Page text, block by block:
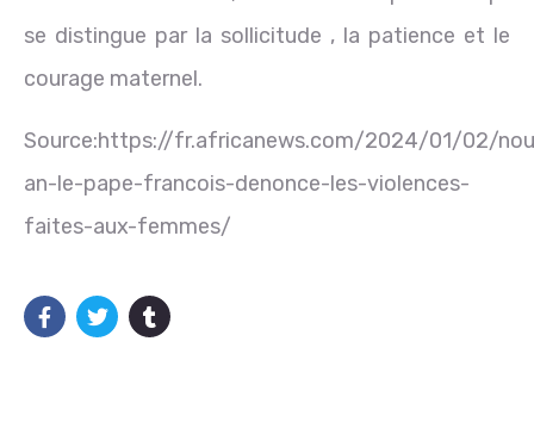
se distingue par la sollicitude , la patience et le
courage maternel.
Source:https://fr.africanews.com/2024/01/02/
an-le-pape-francois-denonce-les-violences-
faites-aux-femmes/